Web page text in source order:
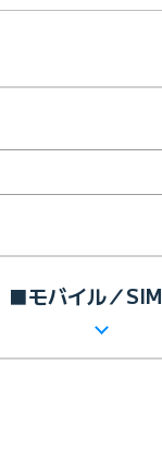
■モバイル／SIM